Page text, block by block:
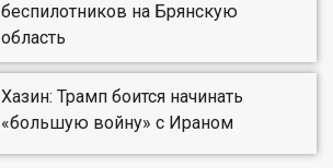
беспилотников на Брянскую
область
Хазин: Трамп боится начинать
«большую войну» с Ираном